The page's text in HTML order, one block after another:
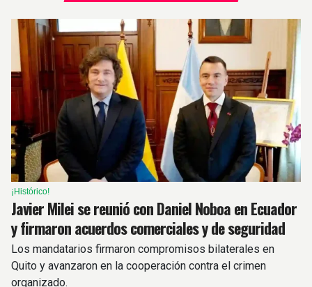
¡Histórico!
Javier Milei se reunió con Daniel Noboa en Ecuador
y firmaron acuerdos comerciales y de seguridad
Los mandatarios firmaron compromisos bilaterales en
Quito y avanzaron en la cooperación contra el crimen
organizado.